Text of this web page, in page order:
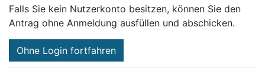
Falls Sie kein Nutzerkonto besitzen, können Sie den
Antrag ohne Anmeldung ausfüllen und abschicken.
Ohne Login fortfahren